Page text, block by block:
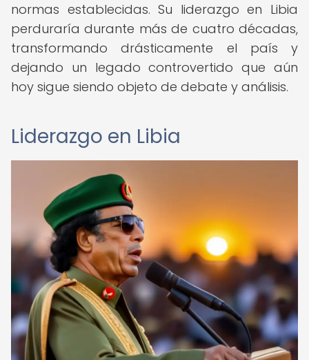
normas establecidas. Su liderazgo en Libia
perduraría durante más de cuatro décadas,
transformando drásticamente el país y
dejando un legado controvertido que aún
hoy sigue siendo objeto de debate y análisis.
Liderazgo en Libia